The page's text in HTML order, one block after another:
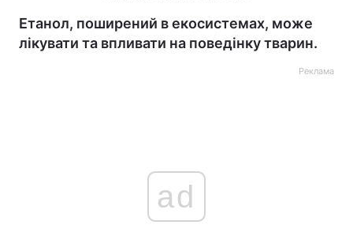
Етанол, поширений в екосистемах, може
лікувати та впливати на поведінку тварин.
Реклама
ad